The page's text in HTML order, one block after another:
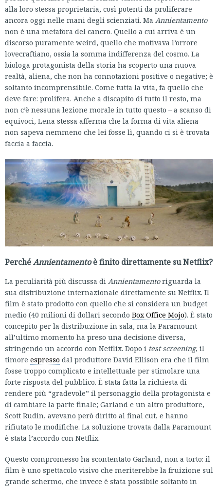
alla loro stessa proprietaria, così potenti da proliferare
ancora oggi nelle mani degli scienziati. Ma Annientamento
non è una metafora del cancro. Quello a cui arriva è un
discorso puramente weird, quello che motivava l’orrore
lovecraftiano, ossia la somma indifferenza del cosmo. La
biologa protagonista della storia ha scoperto una nuova
realtà, aliena, che non ha connotazioni positive o negative; è
soltanto incomprensibile. Come tutta la vita, fa quello che
deve fare: prolifera. Anche a discapito di tutto il resto, ma
non c’è nessuna lezione morale in tutto questo – a scanso di
equivoci, Lena stessa afferma che la forma di vita aliena
non sapeva nemmeno che lei fosse lì, quando ci si è trovata
faccia a faccia.
PerchéAnnientamentoè finito direttamente su Netflix?
La peculiarità più discussa di Annientamentoriguarda la
sua distribuzione internazionale direttamente su Netflix. Il
film è stato prodotto con quello che si considera un budget
medio (40 milioni di dollari secondo Box Office Mojo). È stato
concepito per la distribuzione in sala, ma la Paramount
all’ultimo momento ha preso una decisione diversa,
stringendo un accordo con Netflix. Dopo i test screening, il
timore espresso dal produttore David Ellison era che il film
fosse troppo complicato e intellettuale per stimolare una
forte risposta del pubblico. È stata fatta la richiesta di
rendere più “gradevole” il personaggio della protagonista e
di cambiare la parte finale; Garland e un altro produttore,
Scott Rudin, avevano però diritto al final cut, e hanno
rifiutato le modifiche. La soluzione trovata dalla Paramount
è stata l’accordo con Netflix.
Questo compromesso ha scontentato Garland, non a torto: il
film è uno spettacolo visivo che meriterebbe la fruizione sul
grande schermo, che invece è stata possibile soltanto in